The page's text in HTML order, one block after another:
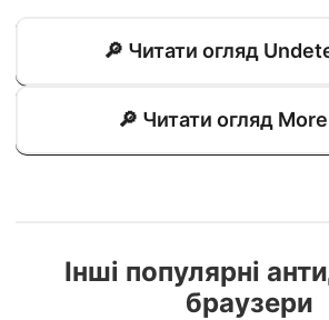
🔎 Читати огляд
🔎 Читати огляд
Інші популярні
браузери